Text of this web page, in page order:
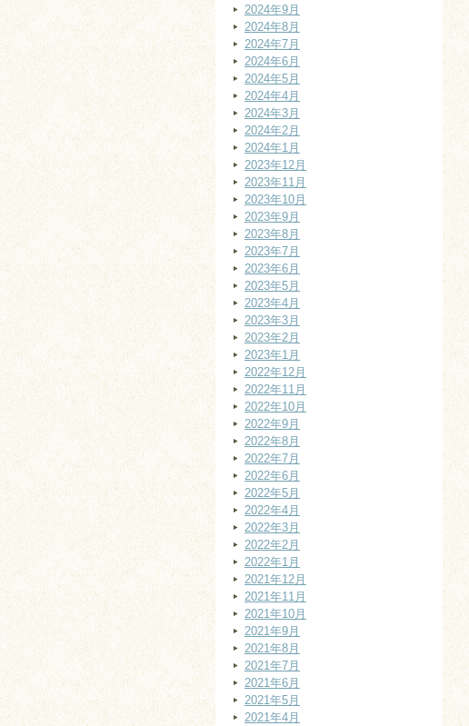
2024年9月
2024年8月
2024年7月
2024年6月
2024年5月
2024年4月
2024年3月
2024年2月
2024年1月
2023年12月
2023年11月
2023年10月
2023年9月
2023年8月
2023年7月
2023年6月
2023年5月
2023年4月
2023年3月
2023年2月
2023年1月
2022年12月
2022年11月
2022年10月
2022年9月
2022年8月
2022年7月
2022年6月
2022年5月
2022年4月
2022年3月
2022年2月
2022年1月
2021年12月
2021年11月
2021年10月
2021年9月
2021年8月
2021年7月
2021年6月
2021年5月
2021年4月